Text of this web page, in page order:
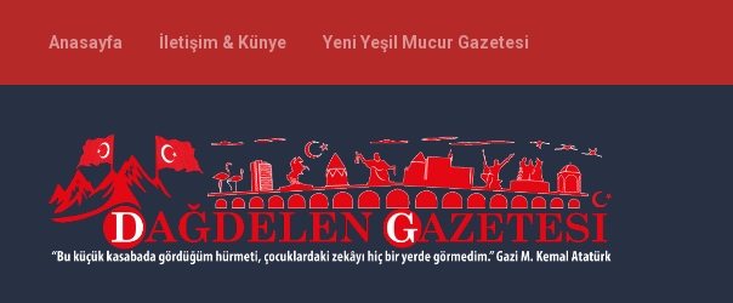
Anasayfa İletişim & Künye Yeni Yeşil Mucur Gazetesi